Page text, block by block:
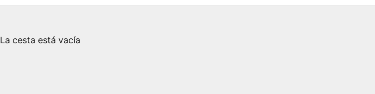
La cesta está vacía